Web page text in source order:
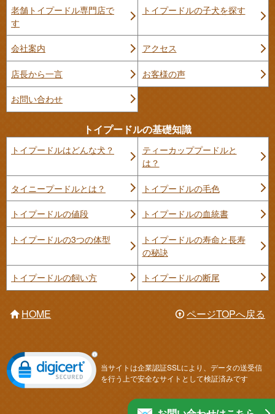
老舗トイプードル専門店で
す
トイプードルの子犬を探す
会社案内 アクセス
店長から一言 お客様の声
お問い合わせ
トイプードルの基礎知識
トイプードルはどんな犬？
ティーカッププードルと
は？
タイニープードルとは？ トイプードルの毛色
トイプードルの値段 トイプードルの血統書
トイプードルの3つの体型
トイプードルの寿命と長寿
の秘訣
トイプードルの飼い方 トイプードルの断尾
HOME ページTOPへ戻る
当サイトは企業認証SSLにより、データの送受信
を行う上で安全なサイトとして検証済みです